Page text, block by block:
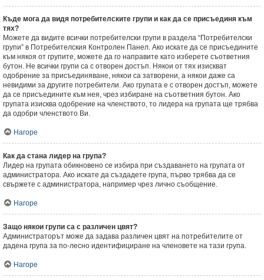
Къде мога да видя потребителските групи и как да се присъединя към
тях?
Можете да видите всички потребителски групи в раздела “Потребителски
групи” в Потребителския Контролен Панел. Ако искате да се присъедините
към някоя от групите, можете да го направите като изберете съответния
бутон. Не всички групи са с отворен достъп. Някои от тях изискват
одобрение за присъединяване, някои са затворени, а някои даже са
невидими за другите потребители. Ако групата е с отворен достъп, можете
да се присъедините към нея, чрез избиране на съответния бутон. Ако
групата изисква одобрение на членството, то лидера на групата ще трябва
да одобри членството Ви.
Нагоре
Как да стана лидер на група?
Лидер на групата обикновено се избира при създаването на групата от
администратора. Ако искате да създадете група, първо трябва да се
свържете с администратора, например чрез лично съобщение.
Нагоре
Защо някои групи са с различен цвят?
Администраторът може да задава различен цвят на потребителите от
дадена група за по-лесно идентифициране на членовете на тази група.
Нагоре